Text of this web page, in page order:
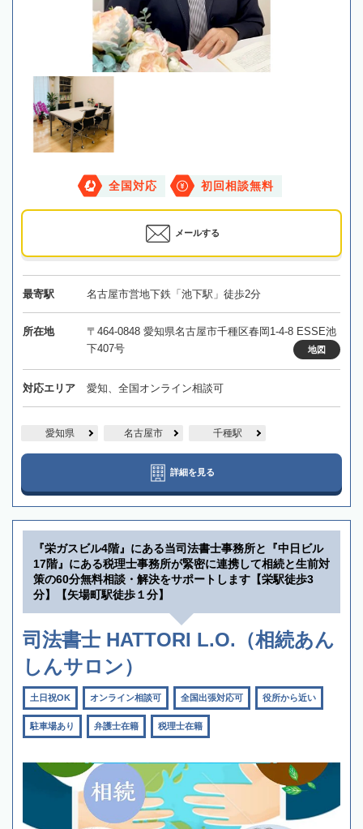
全国対応 初回相談無料
メールする
最寄駅 名古屋市営地下鉄「池下駅」徒歩2分
所在地
〒464-0848 愛知県名古屋市千種区春岡1-4-8 ESSE池
下407号
地図
対応エリア 愛知、全国オンライン相談可
愛知県 名古屋市 千種駅
詳細を見る
『栄ガスビル4階』にある当司法書士事務所と『中日ビル
17階』にある税理士事務所が緊密に連携して相続と生前対
策の60分無料相談・解決をサポートします【栄駅徒歩3
分】【矢場町駅徒歩１分】
司法書士 HATTORI L.O.（相続あん
しんサロン）
土日祝OK オンライン相談可 全国出張対応可 役所から近い
駐車場あり 弁護士在籍 税理士在籍